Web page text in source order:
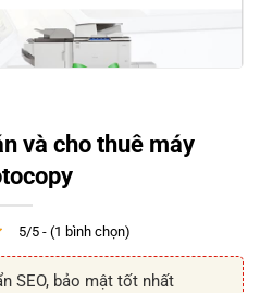
và cho thuê máy
5/5 - (1 bình chọn)
SEO, bảo mật tốt nhất